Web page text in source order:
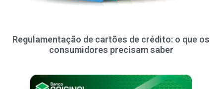
Regulamentação de cartões de crédito: o que os
consumidores precisam saber